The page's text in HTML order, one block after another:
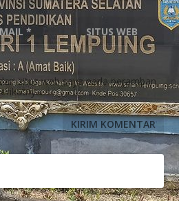
situs web saya pada peramban